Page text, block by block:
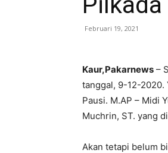
Februari 19, 2021
Kaur,Pakarnews –
tanggal, 9-12-2020.
Pausi. M.AP – Midi
Muchrin, ST. yang
Akan tetapi belum